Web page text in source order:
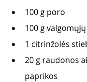
100 g poro
100 g
1 citrinžolės
20 g raudonos
paprikos